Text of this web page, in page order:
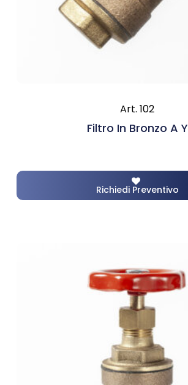
Art. 102
Filtro In Bronzo A Y
Richiedi Preventivo